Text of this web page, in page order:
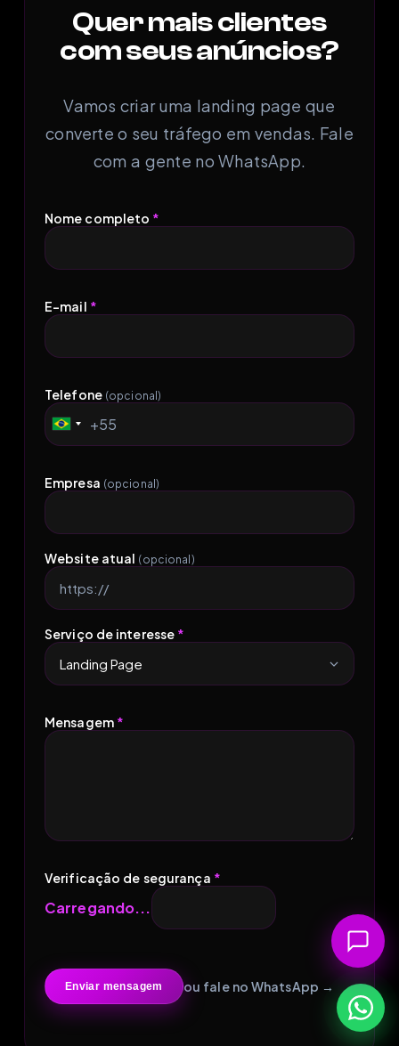
Quer mais clientes
com seus anúncios?
Vamos criar uma landing page que
converte o seu tráfego em vendas. Fale
com a gente no WhatsApp.
Nome completo *
E-mail *
Telefone (opcional)
Brazil
+55
+55
Empresa (opcional)
Website atual (opcional)
Serviço de interesse *
Mensagem *
Verificação de segurança *
Carregando...
Enviar mensagem ou fale no WhatsApp →